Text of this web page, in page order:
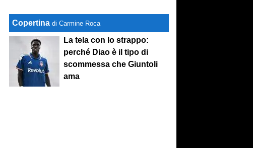
Copertina di Carmine Roca
La tela con lo strappo:
perché Diao è il tipo di
scommessa che Giuntoli
ama